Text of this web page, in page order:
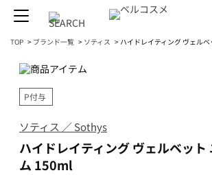
TOP > ブランド一覧 > ソティス > ハイドレイティング ヴェル
P付与
ソティス ／ Sothys
ハイドレイティング ヴェルベット
ム 150ml